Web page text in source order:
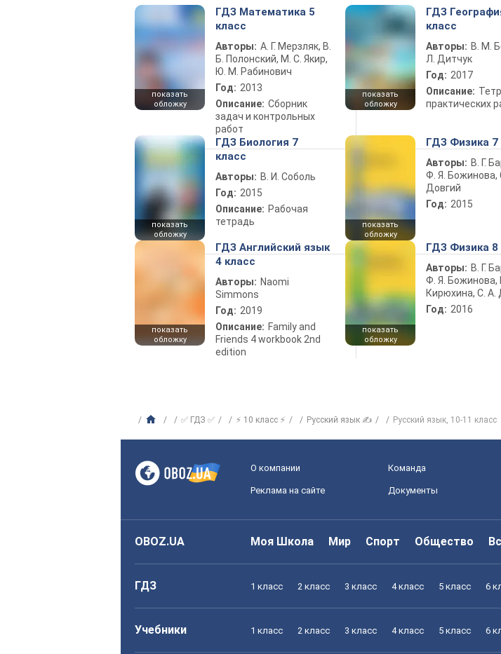
показать
обложку
ГДЗ Математика 5
класс
Авторы: А. Г. Мерзляк, В.
Б. Полонский, М. С. Якир,
Ю. М. Рабинович
Год: 2013
Описание: Сборник
задач и контрольных
работ
показать
обложку
ГДЗ
класс
Авторы: В. М.
Л. Дитчук
Год: 2017
Описание:
практических
показать
обложку
ГДЗ Биология 7
класс
Авторы: В. И. Соболь
Год: 2015
Описание: Рабочая
тетрадь
показать
обложку
ГДЗ Физика 7
Авторы: В. Г.
Ф. Я. Божинова,
Довгий
Год: 2015
показать
обложку
ГДЗ Английский язык
4 класс
Авторы: Naomi
Simmons
Год: 2019
Описание: Family and
Friends 4 workbook 2nd
edition
показать
обложку
ГДЗ Физика 8
Авторы: В. Г.
Ф. Я. Божинова,
Кирюхина, С. А.
Год: 2016
✅ ГДЗ ✅ ⚡ 10 класс ⚡ Русский язык ✍ Русский язык, 10-11 класс
О компании Команда
Реклама на сайте Документы
OBOZ.UA Моя Школа Мир Спорт Общество
ГДЗ 1 класс 2 класс 3 класс 4 класс 5 класс 6
Учебники 1 класс 2 класс 3 класс 4 класс 5 класс 6